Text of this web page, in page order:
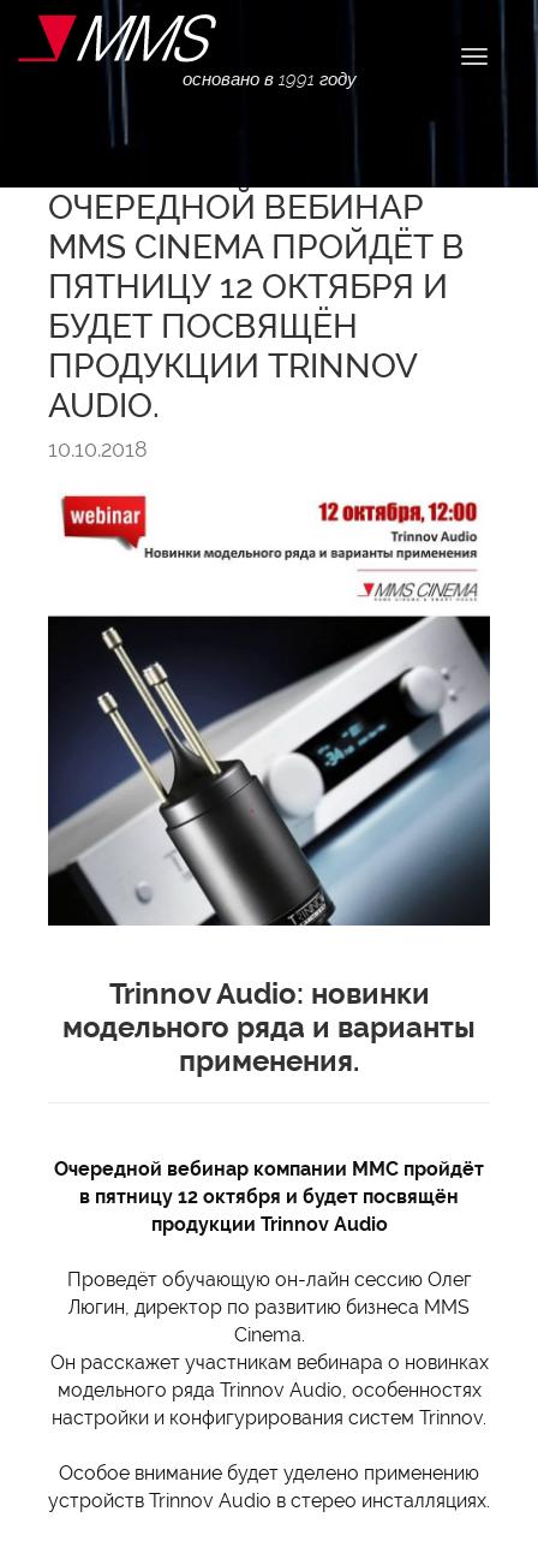
основано в 1991 году
ОЧЕРЕДНОЙ ВЕБИНАР
MMS CINEMA ПРОЙДЁТ В
ПЯТНИЦУ 12 ОКТЯБРЯ И
БУДЕТ ПОСВЯЩЁН
ПРОДУКЦИИ TRINNOV
AUDIO.
10.10.2018
Trinnov Audio: новинки
модельного ряда и варианты
применения.
Очередной вебинар компании ММС пройдёт
в пятницу 12 октября и будет посвящён
продукции Trinnov Audio
Проведёт обучающую он-лайн сессию Олег
Люгин, директор по развитию бизнеса MMS
Cinema.
Он расскажет участникам вебинара о новинках
модельного ряда Trinnov Audio, особенностях
настройки и конфигурирования систем Trinnov.
Особое внимание будет уделено применению
устройств Trinnov Audio в стерео инсталляциях.